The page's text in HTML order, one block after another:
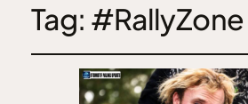
Tag: #RallyZone